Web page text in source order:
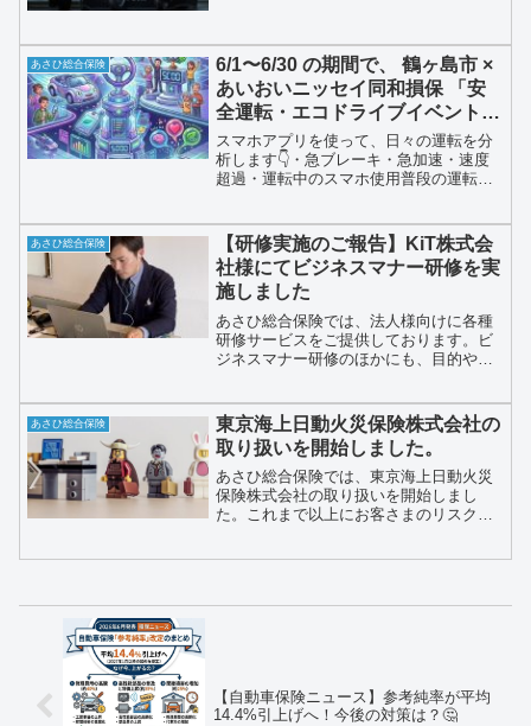
起きています。これがいわゆる筋肉痛で
す。
あさひ総合保険
6/1〜6/30 の期間で、 鶴ヶ島市 ×
あいおいニッセイ同和損保 「安
全運転・エコドライブイベント」
が開催されます！
スマホアプリを使って、日々の運転を分
析します👇・急ブレーキ・急加速・速度
超過・運転中のスマホ使用普段の運転を
キングで楽しく参加・CO2削減量の見え
る化・交通安全マップ作成に貢献■ こん
な方におすすめ・運転を見直したい方・
ご家族の安全を守りたい方・社員教育や
事故防止に取り組みたい企業様
あさひ総合保険
【研修実施のご報告】KiT株式会
社様にてビジネスマナー研修を実
施しました
あさひ総合保険では、法人様向けに各種
研修サービスをご提供しております。ビ
ジネスマナー研修のほかにも、目的やご
あさひ総合保険
東京海上日動火災保険株式会社の
取り扱いを開始しました。
あさひ総合保険では、東京海上日動火災
保険株式会社の取り扱いを開始しまし
た。これまで以上にお客さまのリスクに
来ないことがお客さまにとって不利益を
【自動車保険ニュース】参考純率が平均
14.4%引上げへ！今後の対策は？🤔